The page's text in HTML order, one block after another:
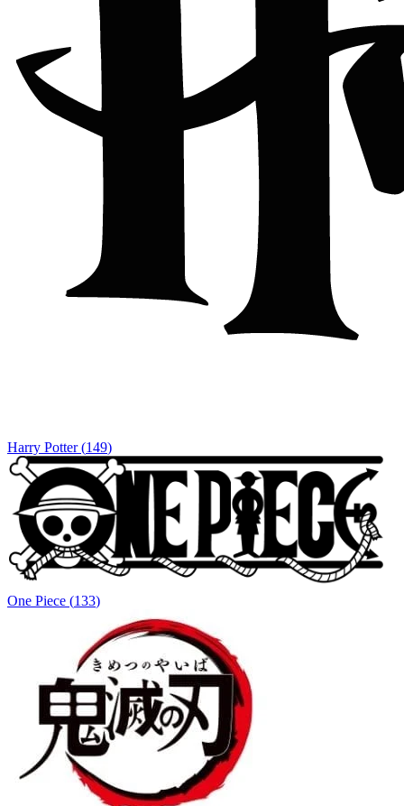
Harry Potter (149)
One Piece (133)